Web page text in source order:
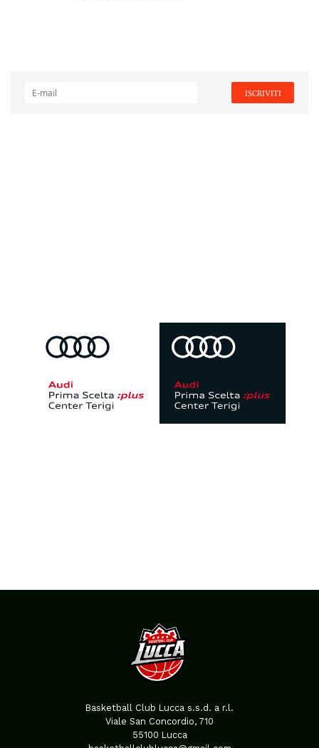
Basketball Club Lucca s.s.d. a r.l.
Viale San Concordio, 710
55100 Lucca